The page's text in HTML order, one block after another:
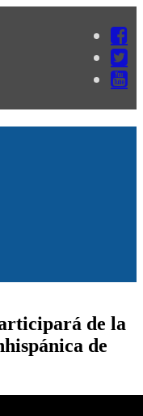
de la
de